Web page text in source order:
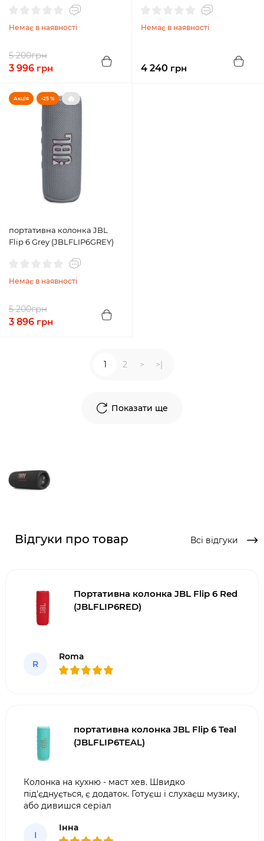
Немає в наявності
5 200грн
3 996 грн
Немає в наявності
4 240 грн
Акція -25 % 🔥
портативна колонка JBL
Flip 6 Grey (JBLFLIP6GREY)
Немає в наявності
5 200грн
3 896 грн
Показати ще
1 2 > >|
Відгуки про товар Всі відгуки
Портативна колонка JBL Flip 6 Red
(JBLFLIP6RED)
R
Roma
портативна колонка JBL Flip 6 Teal
(JBLFLIP6TEAL)
Колонка на кухню - маст хев. Швидко
під'єднується, є додаток. Готуєш і слухаєш музику,
або дивишся серіал
І
Інна